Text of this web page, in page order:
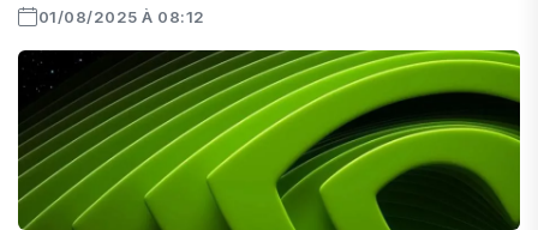
01/08/2025 À 08:12